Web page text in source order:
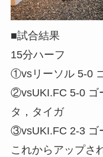
■試合結果
15分ハーフ
①vsリーソル 5-0
②vsUKI.FC 5-0 ゴ
タ，タイガ
③vsUKI.FC 2-3 ゴ
これからアップさ